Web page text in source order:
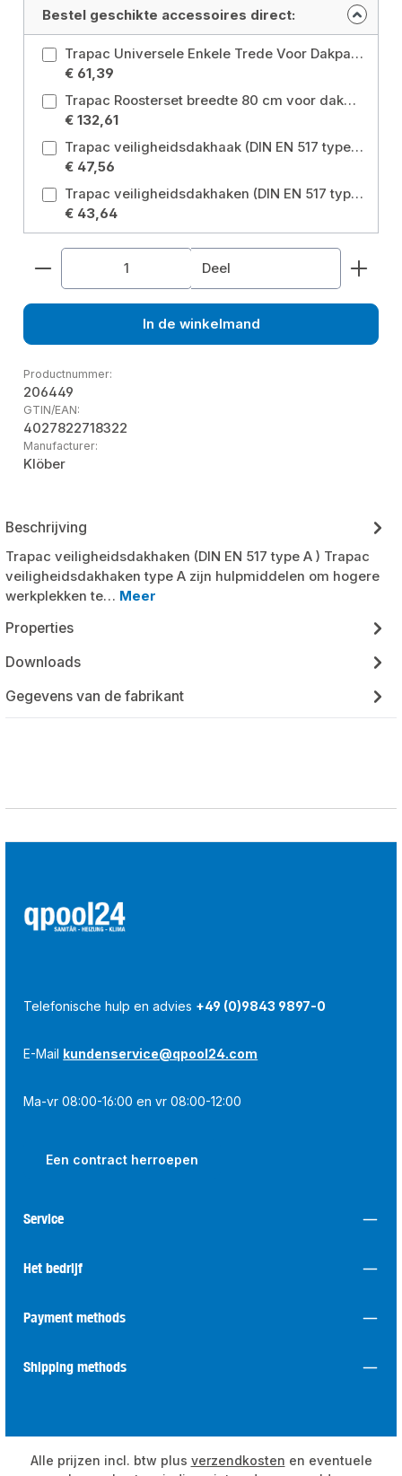
Bestel geschikte accessoires direct:
Trapac Universele Enkele Trede Voor Dakpannen en Tegels, Breedte 25cm, Verzinkt Kleur: Verzinkt
€ 61,39
Trapac Roosterset breedte 80 cm voor dakpannen en dakpannen, gegalvaniseerd Kleur: Verzinkt
€ 132,61
Trapac veiligheidsdakhaak (DIN EN 517 type A) Voor bever verzinkt, 30mm geslingerd, incl. bevestigingsnagels Kleur: Verzinkt / uitvoering: Voor bevers, 30 mm gedraaid
€ 47,56
Trapac veiligheidsdakhaken (DIN EN 517 type A) Voor dakpannen, gegalvaniseerd, 45mm geslingerd, incl. bevestigingsnagels Kleur: Verzinkt / uitvoering: Voor dakstenen en dakpannen, 45 mm gedraaid
€ 43,64
Producthoeveelheid: Voer de gewenste
Deel
In de winkelmand
Productnummer:
206449
GTIN/EAN:
4027822718322
Manufacturer:
Klöber
Beschrijving
Trapac veiligheidsdakhaken (DIN EN 517 type A ) Trapac
veiligheidsdakhaken type A zijn hulpmiddelen om hogere
werkplekken te… Meer
Properties
Downloads
Gegevens van de fabrikant
Telefonische hulp en advies +49 (0)9843 9897-0
E-Mail kundenservice@qpool24.com
Ma-vr 08:00-16:00 en vr 08:00-12:00
Een contract herroepen
Service
Het bedrijf
Payment methods
Shipping methods
Alle prijzen incl. btw plus verzendkosten en eventuele